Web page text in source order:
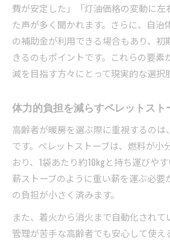
費が安定した」「灯油価格の変動に左
た声が多く聞かれます。さらに、自治
の補助金が利用できる場合もあり、初
きるのもポイントです。これらの要素
減を目指す方々にとって現実的な選択
体力的負担を減らすペレットスト
高齢者が暖房を選ぶ際に重視するの
です。ペレットストーブは、燃料が小
おり、1袋あたり約10kgと持ち運びや
薪ストーブのように重い薪を運ぶ必要
の負担が小さく済みます。
また、着火から消火まで自動化されて
管理が苦手な高齢者でも安心して使え